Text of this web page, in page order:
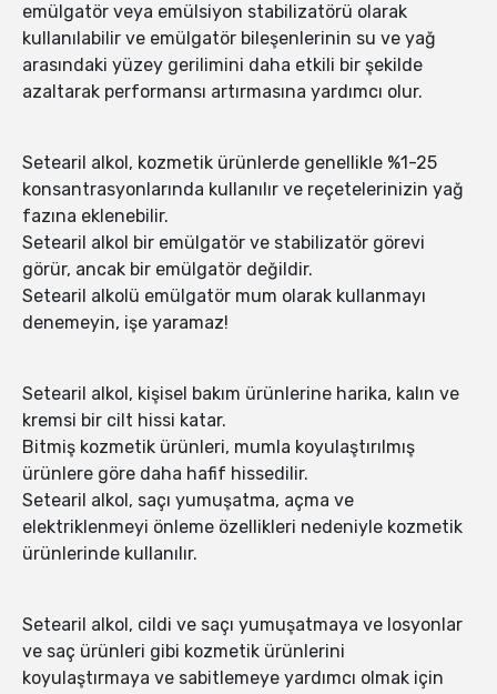
emülgatör veya emülsiyon stabilizatörü olarak
kullanılabilir ve emülgatör bileşenlerinin su ve yağ
arasındaki yüzey gerilimini daha etkili bir şekilde
azaltarak performansı artırmasına yardımcı olur.
Setearil alkol, kozmetik ürünlerde genellikle %1-25
konsantrasyonlarında kullanılır ve reçetelerinizin yağ
fazına eklenebilir.
Setearil alkol bir emülgatör ve stabilizatör görevi
görür, ancak bir emülgatör değildir.
Setearil alkolü emülgatör mum olarak kullanmayı
denemeyin, işe yaramaz!
Setearil alkol, kişisel bakım ürünlerine harika, kalın ve
kremsi bir cilt hissi katar.
Bitmiş kozmetik ürünleri, mumla koyulaştırılmış
ürünlere göre daha hafif hissedilir.
Setearil alkol, saçı yumuşatma, açma ve
elektriklenmeyi önleme özellikleri nedeniyle kozmetik
ürünlerinde kullanılır.
Setearil alkol, cildi ve saçı yumuşatmaya ve losyonlar
ve saç ürünleri gibi kozmetik ürünlerini
koyulaştırmaya ve sabitlemeye yardımcı olmak için